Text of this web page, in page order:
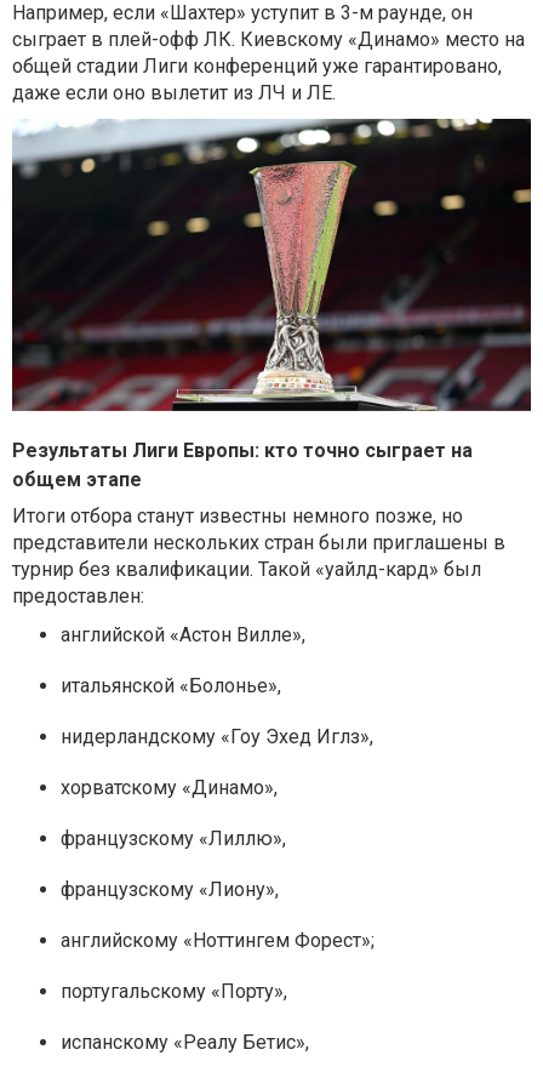
Например, если «Шахтер» уступит в 3-м раунде, он
сыграет в плей-офф ЛК. Киевскому «Динамо» место на
общей стадии Лиги конференций уже гарантировано,
даже если оно вылетит из ЛЧ и ЛЕ.
Результаты Лиги Европы: кто точно сыграет на
общем этапе
Итоги отбора станут известны немного позже, но
представители нескольких стран были приглашены в
турнир без квалификации. Такой «уайлд-кард» был
предоставлен:
английской «Астон Вилле»,
итальянской «Болонье»,
нидерландскому «Гоу Эхед Иглз»,
хорватскому «Динамо»,
французскому «Лиллю»,
французскому «Лиону»,
английскому «Ноттингем Форест»;
португальскому «Порту»,
испанскому «Реалу Бетис»,